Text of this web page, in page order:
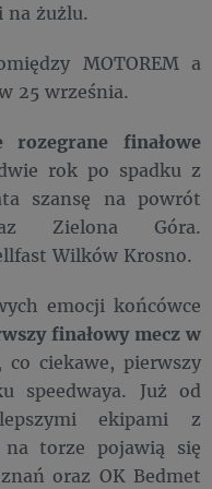
na żużlu.
MOTOREM a
25 września.
finałowe
rok po spadku z
szansę na powrót
Zielona Góra.
Wilków Krosno.
emocji końcówce
finałowy mecz w
co ciekawe, pierwszy
speedwaya. Już od
ekipami z
na torze pojawią się
oraz OK Bedmet